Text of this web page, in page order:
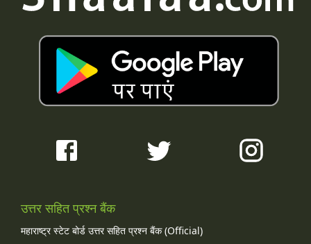
उत्तर सहित प्रश्न बैंक
महाराष्ट्र स्टेट बोर्ड उत्तर सहित प्रश्न बैंक (Official)